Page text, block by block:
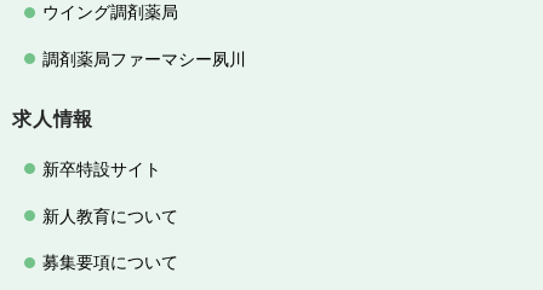
ウイング調剤薬局
調剤薬局ファーマシー夙川
求人情報
新卒特設サイト
新人教育について
募集要項について